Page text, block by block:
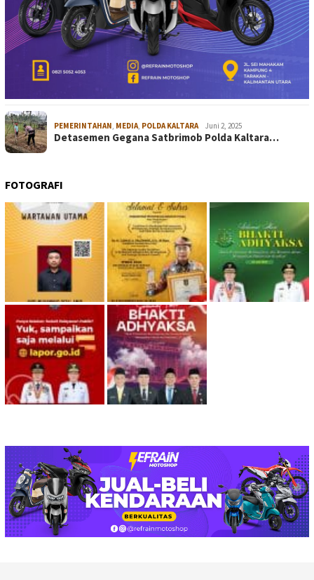
PEMERINTAHAN, MEDIA, POLDA KALTARA Juni 2, 2025
Detasemen Gegana Satbrimob Polda Kaltara…
FOTOGRAFI